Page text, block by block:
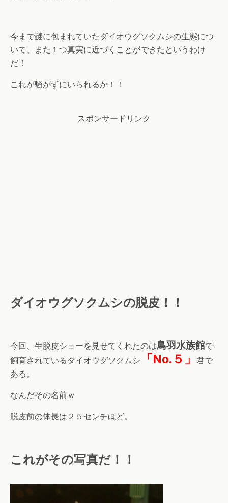
今まで謎に包まれていたダイオウグソクムシの生態につ
いて、また１つ真実に近づくことができたというわけ
だ！
これが騒がずにいられるか！！
スポンサードリンク
ダイオウグソクムシの脱皮！！
今回、生脱皮ショーを見せてくれたのは鳥羽水族館で
飼育されているダイオウグソクムシ
「No.５」
君で
ある。
なんだその名前ｗ
脱皮前の体長は２５センチほど。
これがその写真だ！！